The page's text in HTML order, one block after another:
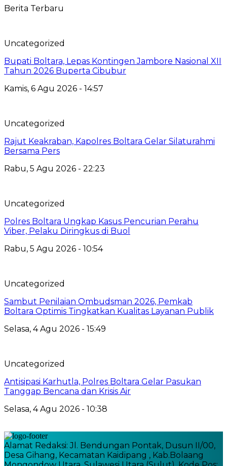
Berita Terbaru
Uncategorized
Bupati Boltara, Lepas Kontingen Jambore Nasional XII
Tahun 2026 Buperta Cibubur
Kamis, 6 Agu 2026 - 14:57
Uncategorized
Rajut Keakraban, Kapolres Boltara Gelar Silaturahmi
Bersama Pers
Rabu, 5 Agu 2026 - 22:23
Uncategorized
Polres Boltara Ungkap Kasus Pencurian Perahu
Viber, Pelaku Diringkus di Buol
Rabu, 5 Agu 2026 - 10:54
Uncategorized
Sambut Penilaian Ombudsman 2026, Pemkab
Boltara Optimis Tingkatkan Kualitas Layanan Publik
Selasa, 4 Agu 2026 - 15:49
Uncategorized
Antisipasi Karhutla, Polres Boltara Gelar Pasukan
Tanggap Bencana dan Krisis Air
Selasa, 4 Agu 2026 - 10:38
Alamat Redaksi: Jl. Bendungan Pontak, Dusun II/00,
Desa Gihang, Kecamatan Kaidipang , Kab.Bolaang